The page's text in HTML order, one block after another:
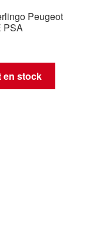
Peugeot
PSA
en stock